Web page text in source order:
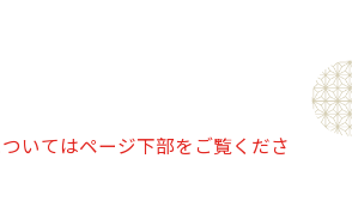
ター
)
法律で禁止されています。当
への酒類の販売はいたしてお
いてはページ下部をご覧くださ